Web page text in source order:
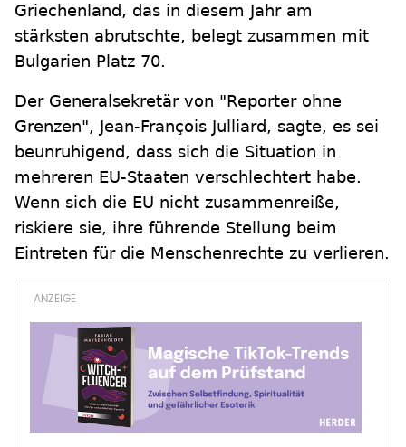
Griechenland, das in diesem Jahr am
stärksten abrutschte, belegt zusammen mit
Bulgarien Platz 70.
Der Generalsekretär von "Reporter ohne
Grenzen", Jean-François Julliard, sagte, es sei
beunruhigend, dass sich die Situation in
mehreren EU-Staaten verschlechtert habe.
Wenn sich die EU nicht zusammenreiße,
riskiere sie, ihre führende Stellung beim
Eintreten für die Menschenrechte zu verlieren.